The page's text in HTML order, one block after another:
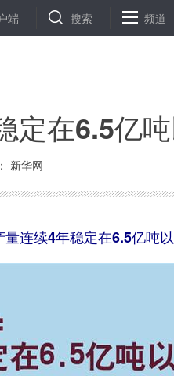
亮相北京国际音乐节 新华
端 搜索 频道
定在6.5亿
新华网
连续4年稳定在6.5亿吨